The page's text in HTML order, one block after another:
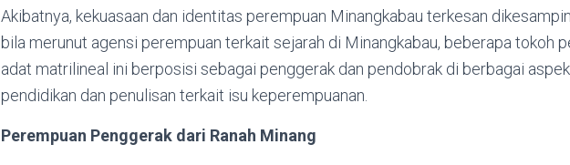
Akibatnya, kekuasaan dan identitas perempuan Minangkabau terkesan
bila merunut agensi perempuan terkait sejarah di Minangkabau, beberapa tokoh
adat matrilineal ini berposisi sebagai penggerak dan pendobrak di berbagai
pendidikan dan penulisan terkait isu keperempuanan.
Perempuan Penggerak dari Ranah Minang